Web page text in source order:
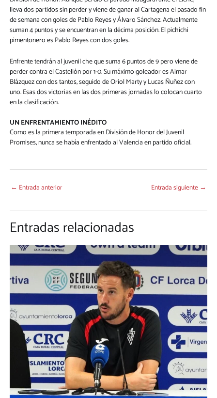
lleva dos partidos sin perder y viene de ganar al Cartagena el pasado fin
de semana con goles de Pablo Reyes y Álvaro Sánchez. Actualmente
suman 4 puntos y se encuentran en la décima posición. El pichichi
pimentonero es Pablo Reyes con dos goles.
Enfrente tendrán al juvenil che que suma 6 puntos de 9 pero viene de
perder contra el Castellón por 1-0. Su máximo goleador es Aimar
Blázquez con dos tantos, seguido de Oriol Marty y Lucas Ñuñez con
uno. Esas dos victorias en las dos primeras jornadas lo colocan cuarto
en la clasificación.
UNENFRENTAMIENTO INÉDITO
Como es la primera temporada en División de Honor del Juvenil
Promises, nunca se había enfrentado al Valencia en partido oficial.
← Entrada anterior Entrada siguiente →
Entradas relacionadas